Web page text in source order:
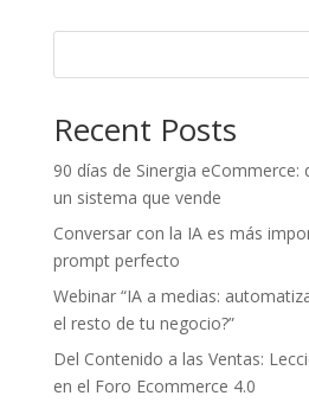
Recent Posts
90 días de Sinergia
un sistema que vende
Conversar con la IA es más
prompt perfecto
Webinar “IA a medias:
el resto de tu negocio?”
Del Contenido a las Ventas:
en el Foro Ecommerce 4.0